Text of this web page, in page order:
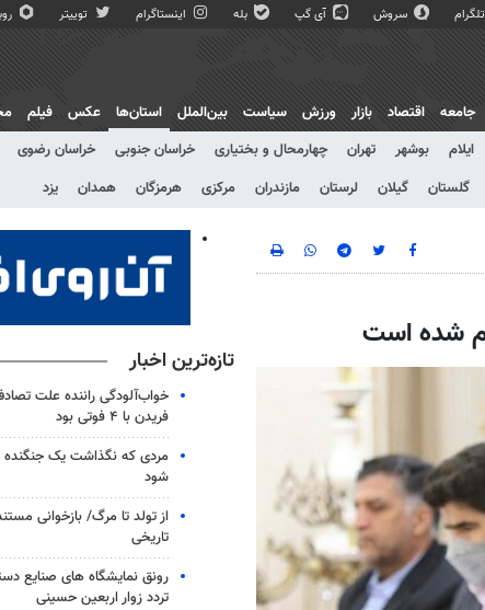
تلگرام سروش آی گپ بله اینستاگرام توییتر
جامعه اقتصاد بازار ورزش سیاست بین‌الملل
استان‌ها
ایلام بوشهر تهران چهارمحال و بختیاری خراسان جنوبی خراسان رضوی
گلستان گیلان لرستان مازندران مرکزی هرمزگان همدان یزد
عکس فیلم
تازه‌ترین اخبار
خواب‌آلودگی راننده علت
فریدن با ۴ فوتی بود
مردی که نگذاشت یک جنگنده
شود
از تولد تا مرگ/ بازخوانی
تاریخی
رونق نمایشگاه های صنایع
تردد زوار اربعین حسینی